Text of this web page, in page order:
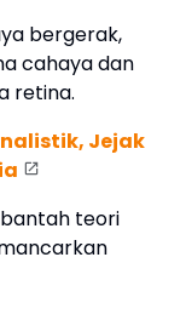
bergerak,
cahaya dan
retina.
Jejak
teori